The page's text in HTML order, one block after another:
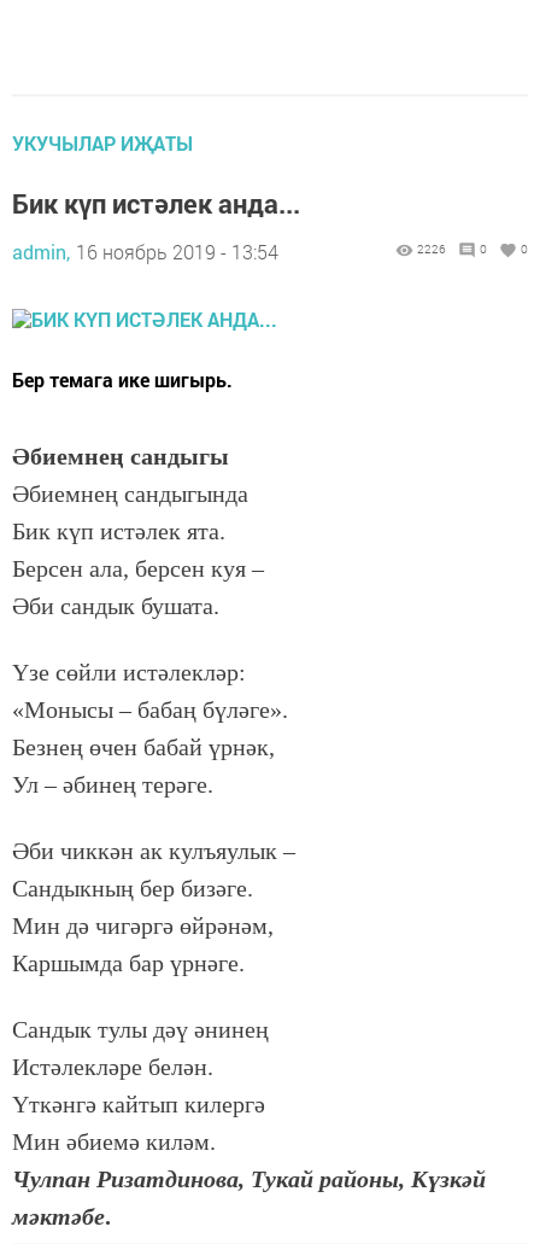
УКУЧЫЛАР ИҖАТЫ
Бик күп истәлек анда...
admin, 16 ноябрь 2019 - 13:54 2226 0 0
Бер темага ике шигырь.
Әби­ем­нең сан­ды­гы
Әби­ем­нең сан­ды­гын­да
Бик күп ис­тә­лек ята.
Бер­сен ала, бер­сен куя –
Әби сан­дык бу­ша­та.
Үзе сөй­ли ис­тә­лек­ләр:
«Мо­ны­сы – ба­баң бү­лә­ге».
Без­нең өчен ба­бай үр­нәк,
Ул – әби­нең те­рә­ге.
Әби чик­кән ак кулъя­у­лык –
Сан­дык­ның бер би­зә­ге.
Мин дә чи­гәр­гә өй­рә­нәм,
Кар­шым­да бар үр­нә­ге.
Сан­дык ту­лы дәү әни­нең
Ис­тә­лек­лә­ре бе­лән.
Үт­кән­гә кай­тып ки­лер­гә
Мин әби­е­мә ки­ләм.
Чул­пан Ри­зат­ди­но­ва, Ту­кай ра­йо­ны, Күз­кәй
мәк­тә­бе.